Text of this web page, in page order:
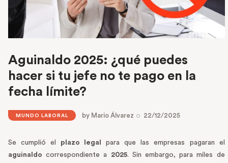
Aguinaldo 2025: ¿qué puedes
hacer si tu jefe no te pago en la
fecha límite?
MUNDO LABORAL by Mario Álvarez 22/12/2025
Se cumplió el plazo legal
para que las empresas pagaran el
aguinaldo correspondiente a 2025. Sin embargo, para miles de